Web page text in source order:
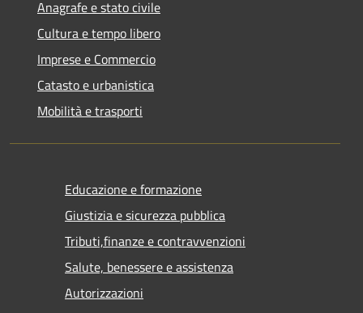
Anagrafe e stato civile
Cultura e tempo libero
Imprese e Commercio
Catasto e urbanistica
Mobilità e trasporti
Educazione e formazione
Giustizia e sicurezza pubblica
Tributi,finanze e contravvenzioni
Salute, benessere e assistenza
Autorizzazioni